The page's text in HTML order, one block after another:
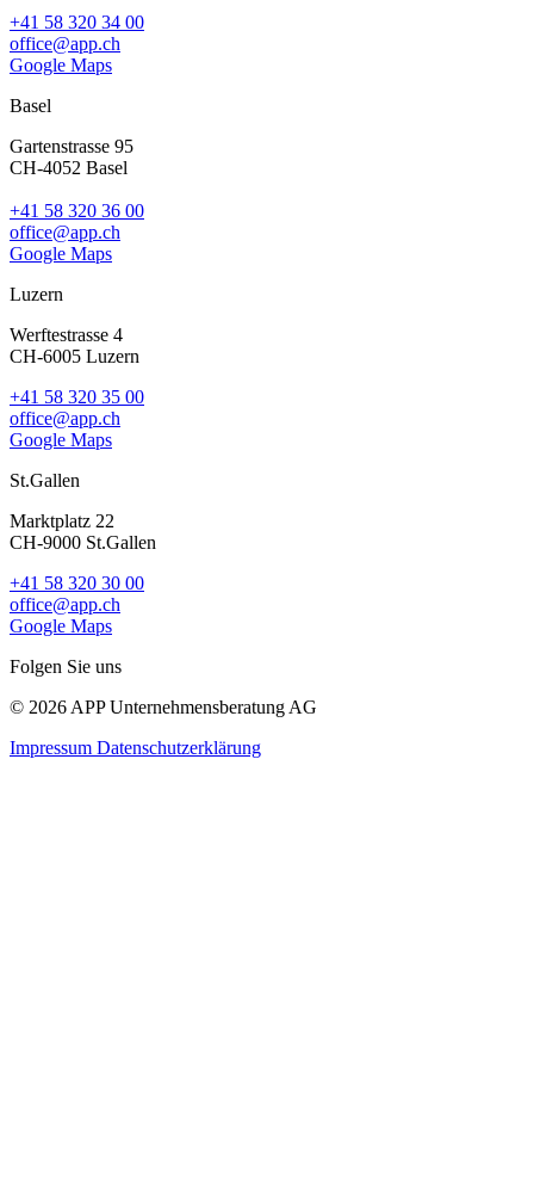
+41 58 320 34 00
office@app.ch
Google Maps
Basel
Gartenstrasse 95
CH-4052 Basel
+41 58 320 36 00
office@app.ch
Google Maps
Luzern
Werftestrasse 4
CH-6005 Luzern
+41 58 320 35 00
office@app.ch
Google Maps
St.Gallen
Marktplatz 22
CH-9000 St.Gallen
+41 58 320 30 00
office@app.ch
Google Maps
Folgen Sie uns
© 2026 APP Unternehmensberatung AG
Impressum Datenschutzerklärung